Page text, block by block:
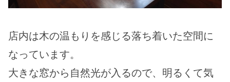
店内は木の温もりを感じる落ち着いた空間に
なっています。
大きな窓から自然光が入るので、明るくて気